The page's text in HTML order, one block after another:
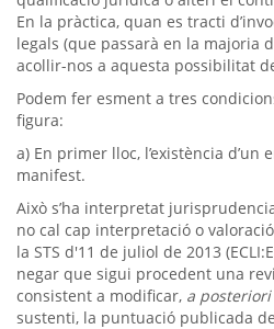
En la pràctica, quan es tracti
legals (que passarà en la majoria
acollir-nos a aquesta possibilitat
Podem fer esment a tres
figura:
a) En primer lloc, l’existència
manifest.
Això s’ha interpretat
no cal cap interpretació o
la STS d'11 de juliol de 2013
negar que sigui procedent una
consistent a modificar, a posteriori
sustenti, la puntuació publicada